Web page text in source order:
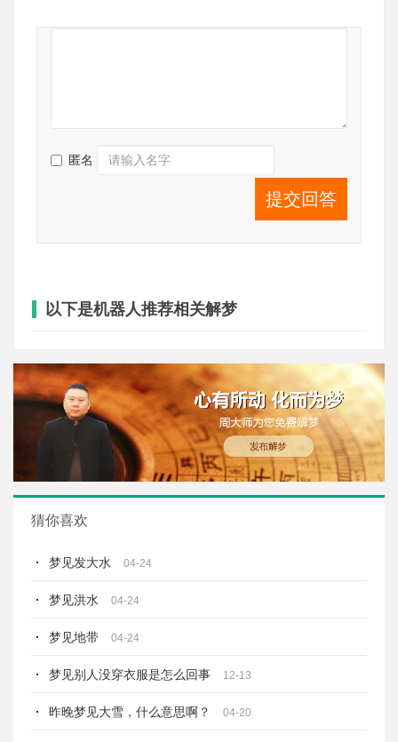
匿名
提交回答
以下是机器人推荐相关解梦
猜你喜欢
梦见发大水 04-24
梦见洪水 04-24
梦见地带 04-24
梦见别人没穿衣服是怎么回事 12-13
昨晚梦见大雪，什么意思啊？ 04-20